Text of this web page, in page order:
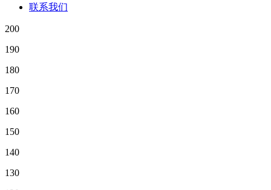
联系我们
200
190
180
170
160
150
140
130